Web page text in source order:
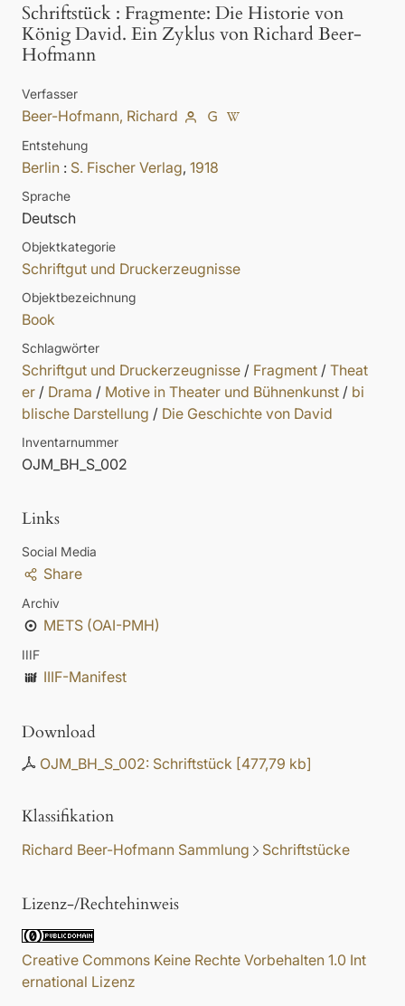
Schriftstück : Fragmente: Die Historie von
König David. Ein Zyklus von Richard Beer-
Hofmann
Verfasser
Beer-Hofmann, Richard
Entstehung
Berlin : S. Fischer Verlag, 1918
Sprache
Deutsch
Objektkategorie
Schriftgut und Druckerzeugnisse
Objektbezeichnung
Book
Schlagwörter
Schriftgut und Druckerzeugnisse / Fragment / Theat
er / Drama / Motive in Theater und Bühnenkunst / bi
blische Darstellung / Die Geschichte von David
Inventarnummer
OJM_BH_S_002
Links
Social Media
Share
Archiv
METS (OAI-PMH)
IIIF
IIIF-Manifest
Download
OJM_BH_S_002: Schriftstück [477,79 kb]
Klassifikation
Richard Beer-Hofmann Sammlung Schriftstücke
Lizenz-/Rechtehinweis
Creative Commons Keine Rechte Vorbehalten 1.0 Int
ernational Lizenz